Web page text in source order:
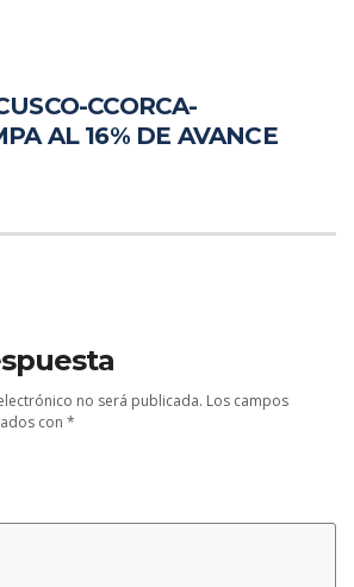
CCORCA-
AL 16% DE AVANCE
no será publicada. Los campos
con *